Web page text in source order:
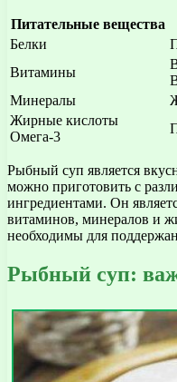
Питательные вещества
Белки
Витамины
Минералы
Жирные кислоты
Омега-3
Рыбный суп является
можно приготовить с
ингредиентами. Он
витаминов, минералов и
необходимы для
Рыбный суп: